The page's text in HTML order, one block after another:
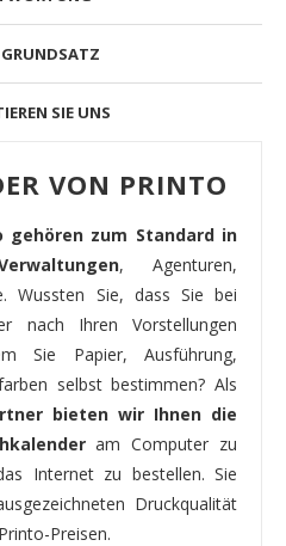
SIE UNS
VON PRINTO
gehören zum Standard in
, Agenturen,
Wussten Sie, dass Sie bei
nach Ihren Vorstellungen
Sie Papier, Ausführung,
selbst bestimmen? Als
bieten wir Ihnen die
am Computer zu
Internet zu bestellen. Sie
Druckqualität
Preisen.